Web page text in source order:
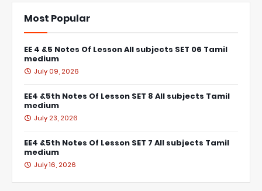
Most Popular
EE 4 &5 Notes Of Lesson All subjects SET 06 Tamil
medium
July 09, 2026
EE4 &5th Notes Of Lesson SET 8 All subjects Tamil
medium
July 23, 2026
EE4 &5th Notes Of Lesson SET 7 All subjects Tamil
medium
July 16, 2026